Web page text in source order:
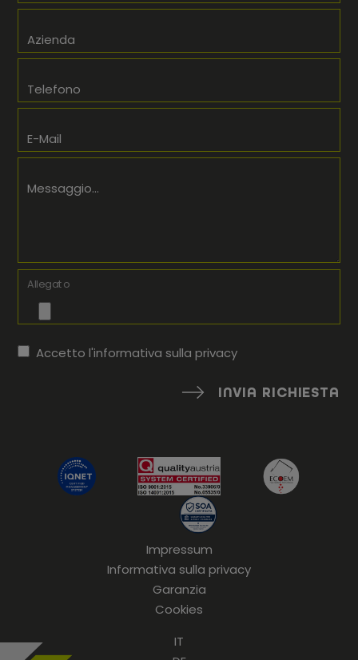
Azienda
Telefono
E-Mail
Messaggio...
Allegato
Accetto l'informativa sulla privacy
INVIA RICHIESTA
Impressum
Informativa sulla privacy
Garanzia
Cookies
IT